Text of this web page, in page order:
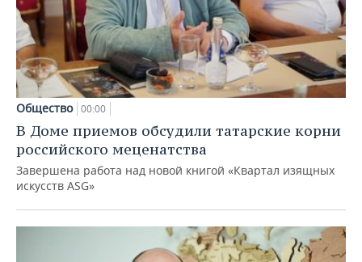
Общество 00:00
В Доме приемов обсудили татарские корни
российского меценатства
Завершена работа над новой книгой «Квартал изящных
искусств ASG»